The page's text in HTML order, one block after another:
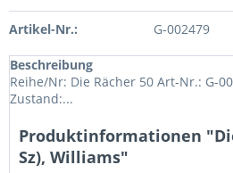
Artikel-Nr.: G-002479
Beschreibung
Reihe/Nr: Die Rächer 50 Art-Nr.: G-
Zustand:...
Produktinformationen
Sz), Williams"